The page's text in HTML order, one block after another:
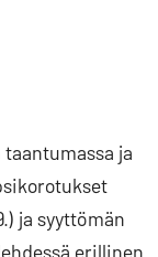
ja
ja syyttömän
erillinen